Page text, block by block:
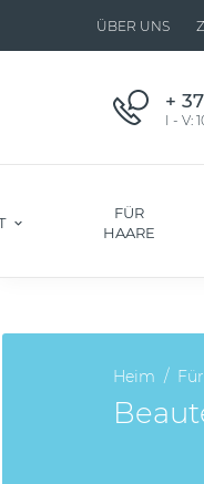
ÜBER UNS
+
I - V:
FÜR
HAARE
Heim